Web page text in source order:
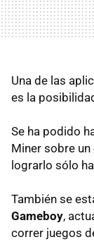
Una de las
es la
Se ha podido
Miner sobre
lograrlo sólo
También se
Gameboy,
correr juegos